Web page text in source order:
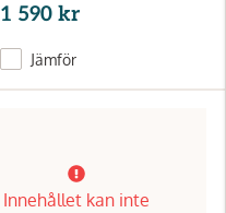
1 590 kr
Jämför
Innehållet kan inte